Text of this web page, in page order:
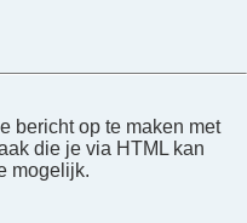
bericht op te maken met
die je via HTML kan
mogelijk.